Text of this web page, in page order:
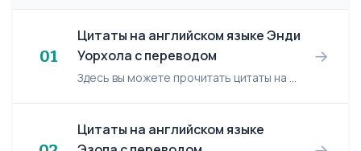
01
Цитаты на английском языке Энди
Уорхола с переводом
Здесь вы можете прочитать цитаты на английском языке Энди Уорхола с переводом. По-английски Перевод на русский Art is what you can get away with. Искусство...
→
Цитаты на английском языке